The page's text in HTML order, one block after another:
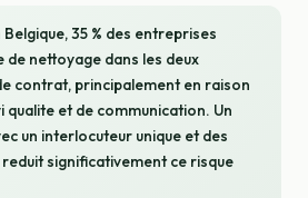
35 % des entreprises
de nettoyage dans les deux
contrat, principalement en raison
qualite et de communication. Un
un interlocuteur unique et des
significativement ce risque